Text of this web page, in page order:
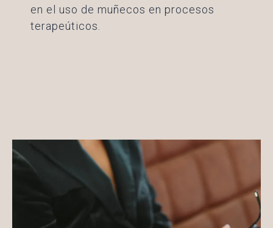
en el uso de muñecos en procesos
terapeúticos.